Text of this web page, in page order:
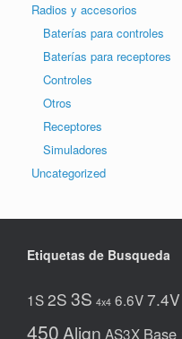
Radios y accesorios
Baterías para controles
Baterías para receptores
Controles
Otros
Receptores
Simuladores
Uncategorized
Etiquetas de Busqueda
1S2S 3S 4x4 6.6V7.4V
450 Align AS3X Base